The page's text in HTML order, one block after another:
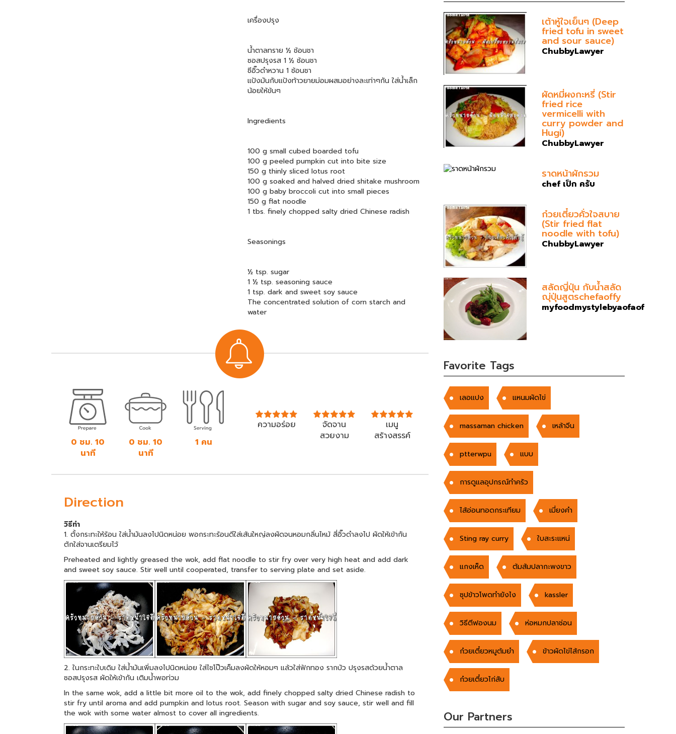
เครื่องปรุง
น้ำตาลทราย ½ ช้อนชา
ซอสปรุงรส 1 ½ ช้อนชา
ซีอิ๊วดำหวาน 1 ช้อนชา
แป้งมันกับแป้งท้าวยายม่อมผสมอย่างละเท่าๆกัน ใส่น้ำเล็ก
น้อยให้ข้นๆ
Ingredients
100 g small cubed boarded tofu
100 g peeled pumpkin cut into bite size
150 g thinly sliced lotus root
100 g soaked and halved dried shitake mushroom
100 g baby broccoli cut into small pieces
150 g flat noodle
1 tbs. finely chopped salty dried Chinese radish
Seasonings
½ tsp. sugar
1 ½ tsp. seasoning sauce
1 tsp. dark and sweet soy sauce
The concentrated solution of corn starch and
water
0 ชม. 10
นาที
0 ชม. 10
นาที
1 คน
ความอร่อย
จัดจาน
สวยงาม
เมนู
สร้างสรรค์
Direction
วิธีทำ
1. ตั้งกระทะให้ร้อน ใส่น้ำมันลงไปนิดหน่อย พอกระทะร้อนดีใส่เส้นใหญ่ลงผัดจนหอมกลิ่นไหม้ สี่อิ๊วดำลงไป ผัดให้เข้ากัน
ตักใส่จานเตรียมไว้
Preheated and lightly greased the wok, add flat noodle to stir fry over very high heat and add dark
and sweet soy sauce. Stir well until cooperated, transfer to serving plate and set aside.
2. ในกระทะใบเดิม ใส่น้ำมันเพิ่มลงไปนิดหน่อย ใส่ไชโป๊วเค็มลงผัดให้หอมๆ แล้วใส่ฟักทอง รากบัว ปรุงรสด้วยน้ำตาล
ซอสปรุงรส ผัดให้เข้ากัน เติมน้ำพอท่วม
In the same wok, add a little bit more oil to the wok, add finely chopped salty dried Chinese radish to
stir fry until aroma and add pumpkin and lotus root. Season with sugar and soy sauce, stir well and fill
the wok with some water almost to cover all ingredients.
เต้าหู้ใจเย็นๆ (Deep
fried tofu in sweet
and sour sauce)
ChubbyLawyer
ผัดหมี่ผงกะหรี่ (Stir
fried rice
vermicelli with
curry powder and
Hugi)
ChubbyLawyer
ราดหน้าผักรวม
chef เป็ก ครับ
ก๋วยเตี๋ยวคั่วใจสบาย
(Stir fried flat
noodle with tofu)
ChubbyLawyer
สลัดญี่ปุ่น กับน้ำสลัด
ญุ่ปุ่นสูตรchefaoffy
myfoodmystylebyaofaof
Favorite Tags
เลอเเปง แหนมผัดไข่
massaman chicken เหล้าจีน
ptterwpu แบบ
การดูแลอุปกรณ์ทําครัว
ไส้อ่อนทอดกระเทียม เมี่ยงคำ
Sting ray curry ใบสะระแหน่
แกงเห็ด ต้มส้มปลากะพงขาว
ซุปข้าวโพดทำยังไง kassler
วิธีตีฟองนม ห่อหมกปลาช่อน
ก๋วยเตี๋ยวหมูต้มยำ ข้าวผัดไข่ไส้กรอก
ก๋วยเตี๋ยวไก่สับ
Our Partners